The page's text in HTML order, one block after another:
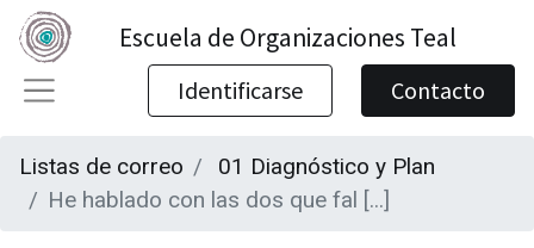
Escuela de Organizaciones Teal
Identificarse Contacto
Listas de correo
01 Diagnóstico y Plan
He hablado con las dos que fal [...]